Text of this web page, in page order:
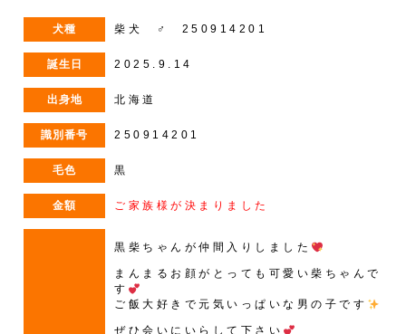
犬種 柴犬 ♂ 250914201
誕生日 2025.9.14
出身地 北海道
識別番号 250914201
毛色 黒
金額 ご家族様が決まりました
黒柴ちゃんが仲間入りしました
まんまるお顔がとっても可愛い柴ちゃんで
す
ご飯大好きで元気いっぱいな男の子です
ぜひ会いにいらして下さい